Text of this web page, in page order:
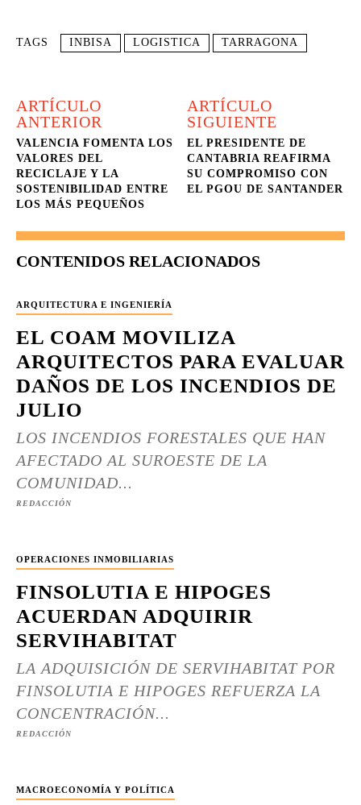
TAGS INBISA LOGISTICA TARRAGONA
ARTÍCULO
ANTERIOR
VALENCIA FOMENTA LOS
VALORES DEL
RECICLAJE Y LA
SOSTENIBILIDAD ENTRE
LOS MÁS PEQUEÑOS
ARTÍCULO
SIGUIENTE
EL PRESIDENTE DE
CANTABRIA REAFIRMA
SU COMPROMISO CON
EL PGOU DE SANTANDER
CONTENIDOS RELACIONADOS
ARQUITECTURA E INGENIERÍA
EL COAM MOVILIZA
ARQUITECTOS PARA EVALUAR
DAÑOS DE LOS INCENDIOS DE
JULIO
LOS INCENDIOS FORESTALES QUE HAN
AFECTADO AL SUROESTE DE LA
COMUNIDAD...
REDACCIÓN
OPERACIONES INMOBILIARIAS
FINSOLUTIA E HIPOGES
ACUERDAN ADQUIRIR
SERVIHABITAT
LA ADQUISICIÓN DE SERVIHABITAT POR
FINSOLUTIA E HIPOGES REFUERZA LA
CONCENTRACIÓN...
REDACCIÓN
MACROECONOMÍA Y POLÍTICA